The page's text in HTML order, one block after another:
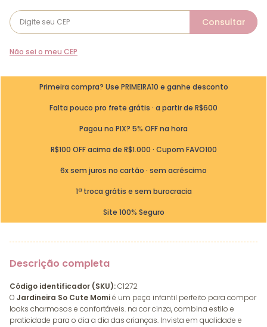
Não sei o meu CEP
Primeira compra? Use PRIMEIRA10 e ganhe desconto
Falta pouco pro frete grátis · a partir de R$600
Pagou no PIX? 5% OFF na hora
R$100 OFF acima de R$1.000 · Cupom FAVO100
6x sem juros no cartão · sem acréscimo
1ª troca grátis e sem burocracia
Site 100% Seguro
Descrição completa
Código identificador (SKU):C1272
O Jardineira So Cute Momié um peça infantil perfeito para compor
looks charmosos e confortáveis. na cor cinza, combina estilo e
praticidade para o dia a dia das crianças. Invista em qualidade e